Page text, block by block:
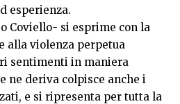
esperienza.
Coviello- si esprime con la
alla violenza perpetua
sentimenti in maniera
ne deriva colpisce anche i
e si ripresenta per tutta la